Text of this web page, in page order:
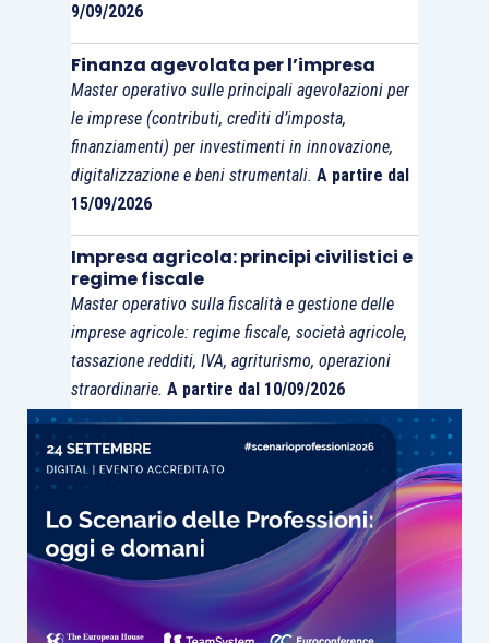
9/09/2026
Finanza agevolata per l’impresa
Master operativo sulle principali agevolazioni per
le imprese (contributi, crediti d’imposta,
finanziamenti) per investimenti in innovazione,
digitalizzazione e beni strumentali. A partire dal
15/09/2026
Impresa agricola: principi civilistici e
regime fiscale
Master operativo sulla fiscalità e gestione delle
imprese agricole: regime fiscale, società agricole,
tassazione redditi, IVA, agriturismo, operazioni
straordinarie. A partire dal 10/09/2026